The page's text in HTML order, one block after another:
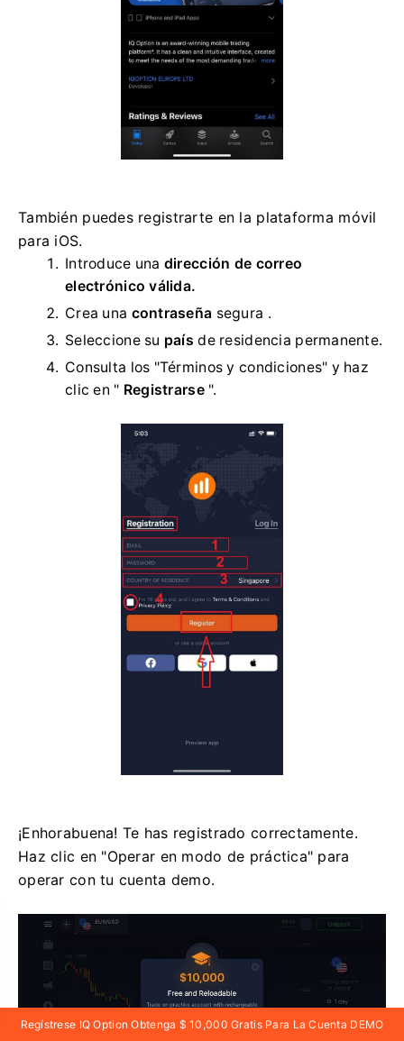
También puedes registrarte en la plataforma móvil
para iOS.
Introduce una dirección de correo
electrónico válida.
Crea una contraseña segura .
Seleccione su país de residencia permanente.
Consulta los "Términos y condiciones" y haz
clic en " Registrarse".
¡Enhorabuena! Te has registrado correctamente.
Haz clic en "Operar en modo de práctica" para
operar con tu cuenta demo.
Regístrese IQ Option Obtenga $ 10,000 Gratis Para La Cuenta DEMO